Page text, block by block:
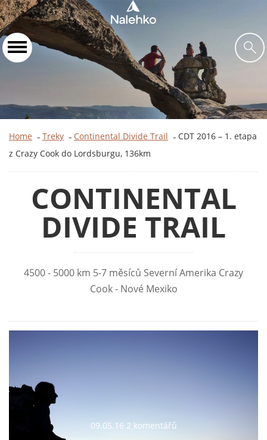
Home » Treky » Continental Divide Trail » CDT 2016 – 1. etapa
z Crazy Cook do Lordsburgu, 136km
CONTINENTAL
DIVIDE TRAIL
4500 - 5000 km 5-7 měsíců Severní Amerika Crazy
Cook - Nové Mexiko
09.05.16 2 komentářů